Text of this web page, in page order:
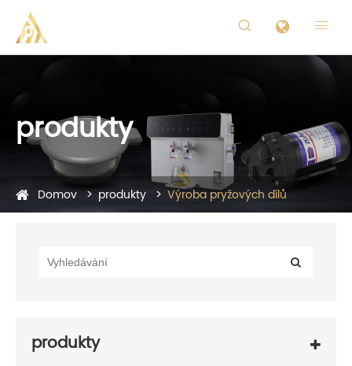
 
produkty
Domov produkty Výroba pryžových dílů
produkty